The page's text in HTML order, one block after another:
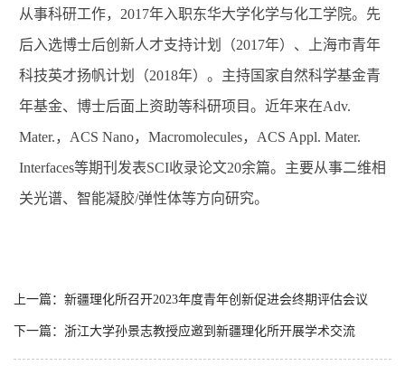
从事科研工作， 2017年入职东华大学化学与化工学院。先
后入选博士后创新人才支持计划（2017年）、上海市青年
科技英才扬帆计划（2018年）。主持国家自然科学基金青
年基金、博士后面上资助等科研项目。近年来在Adv.
Mater.， ACS Nano， Macromolecules， ACS Appl. Mater.
Interfaces等期刊发表SCI收录论文20余篇。主要从事二维相
关光谱、智能凝胶/弹性体等方向研究。
上一篇：新疆理化所召开2023年度青年创新促进会终期评估会议
下一篇：浙江大学孙景志教授应邀到新疆理化所开展学术交流